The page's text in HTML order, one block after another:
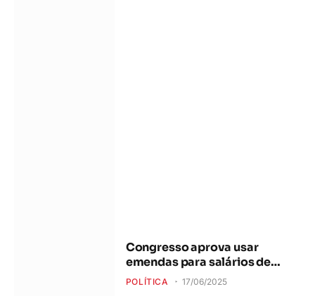
Congresso aprova usar
emendas para salários de
profissionais da saúde
POLÍTICA 17/06/2025